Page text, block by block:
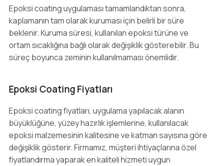
Epoksi coating uygulaması tamamlandıktan sonra,
kaplamanın tam olarak kuruması için belirli bir süre
beklenir. Kuruma süresi, kullanılan epoksi türüne ve
ortam sıcaklığına bağlı olarak değişiklik gösterebilir. Bu
süreç boyunca zeminin kullanılmaması önemlidir.
Epoksi Coating Fiyatları
Epoksi coating fiyatları, uygulama yapılacak alanın
büyüklüğüne, yüzey hazırlık işlemlerine, kullanılacak
epoksi malzemesinin kalitesine ve katman sayısına göre
değişiklik gösterir. Firmamız, müşteri ihtiyaçlarına özel
fiyatlandırma yaparak en kaliteli hizmeti uygun